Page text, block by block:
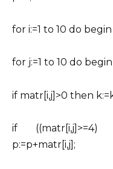
for i:=1 to 10 do begin
for j:=1 to 10 do begin
if matr[i,j]>0 then
if ((matr[i,j]>=4)
p:=p+matr[i,j];